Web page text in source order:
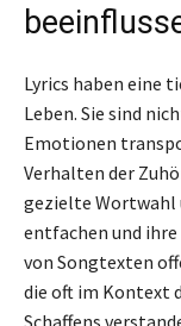
Lyrics haben eine
Leben. Sie sind
Emotionen
Verhalten der
gezielte Wortwahl
entfachen und
von Songtexten
die oft im Kontext
Schaffens